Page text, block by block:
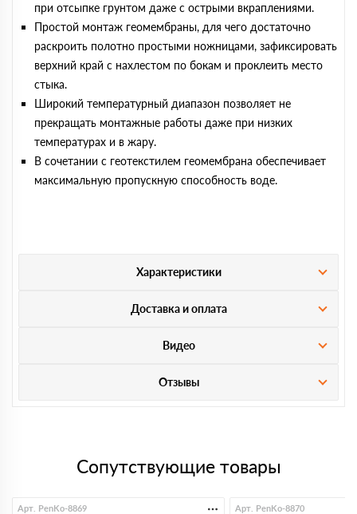
при отсыпке грунтом даже с острыми вкраплениями.
Простой монтаж геомембраны, для чего достаточно
раскроить полотно простыми ножницами, зафиксировать
верхний край с нахлестом по бокам и проклеить место
стыка.
Широкий температурный диапазон позволяет не
прекращать монтажные работы даже при низких
температурах и в жару.
В сочетании с геотекстилем геомембрана обеспечивает
максимальную пропускную способность воде.
Характеристики
Доставка и оплата
Видео
Отзывы
Сопутствующие товары
Арт. PenKo-8869 Арт. PenKo-8870